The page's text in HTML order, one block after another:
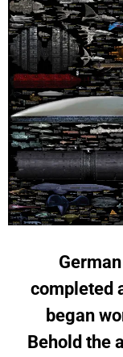
completed
began
Behold the